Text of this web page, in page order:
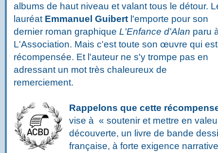
albums de haut niveau et valant tous le détour.
lauréat Emmanuel Guibert l'emporte pour son
dernier roman graphique L'Enfance d'Alan paru
L'Association. Mais c'est toute son œuvre qui est
récompensée. Et l'auteur ne s'y trompe pas en
adressant un mot très chaleureux de
remerciement.
Rappelons que cette
vise à « soutenir et mettre en
découverte, un livre de bande
française, à forte exigence